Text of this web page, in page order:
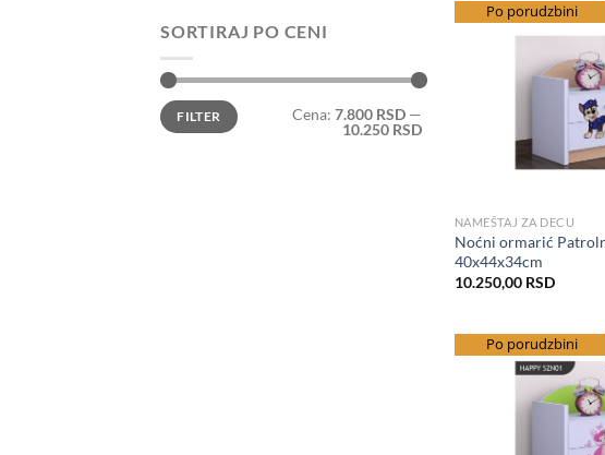
SORTIRAJ PO CENI
Minimalna
cena
Maksimalna
cenaFILTER Cena: 7.800 RSD —
10.250 RSD
besplatna dostava
Po porudzbini
NAMEŠTAJ ZA DECU
Noćni ormarić
40x44x34cm
10.250,00 RSD
besplatna dostava
Po porudzbini